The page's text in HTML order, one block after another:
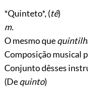
*Quinteto*, (tê)
m.
O mesmo que
Composição musical
Conjunto dêsses
(Dequinto)